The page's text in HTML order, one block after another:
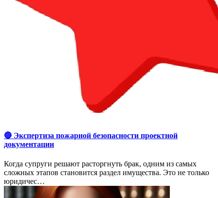
🔴 Экспертиза пожарной безопасности проектной
документации
Когда супруги решают расторгнуть брак, одним из самых
сложных этапов становится раздел имущества. Это не только
юридичес…